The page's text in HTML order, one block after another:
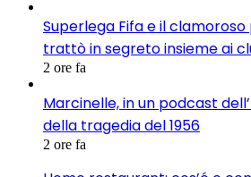
Superlega Fifa e il
trattò in segreto insieme ai
2 ore fa
Marcinelle, in un podcast
della tragedia del 1956
2 ore fa